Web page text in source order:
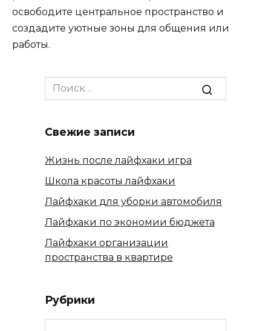
освободите центральное пространство и
создадите уютные зоны для общения или
работы.
Search
for:
Свежие записи
Жизнь после лайфхаки игра
Школа красоты лайфхаки
Лайфхаки для уборки автомобиля
Лайфхаки по экономии бюджета
Лайфхаки организации
пространства в квартире
Рубрики